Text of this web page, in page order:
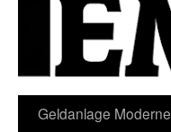
Geldanlage Moderne